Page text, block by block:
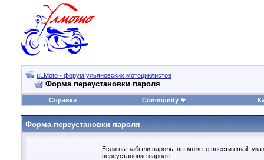
uLMoto - форум ульяновских мотоциклистов
Форма переустановки пароля
Справка Community
Форма переустановки пароля
Если вы забыли пароль, вы можете ввести email,
переустановке пароля.